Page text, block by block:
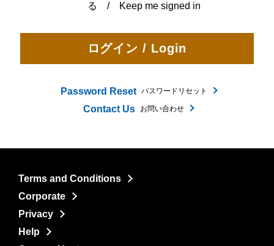
る / Keep me signed in
Password Reset パスワードリセット
Contact Us お問い合わせ
Terms and Conditions
Corporate
Privacy
Help